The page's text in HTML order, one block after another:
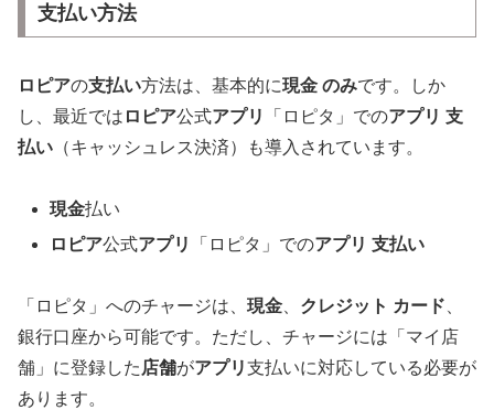
支払い方法
ロピアの支払い方法は、基本的に現金 のみです。しか
し、最近では ロピア公式アプリ 「ロピタ」でのアプリ 支
払い （キャッシュレス決済）も導入されています。
現金払い
ロピア公式アプリ 「ロピタ」でのアプリ 支払い
「ロピタ」へのチャージは、 現金 クレジット カード
銀行口座から可能です。ただし、チャージには「マイ店
舗」に登録した 店舗がアプリ支払いに対応している必要が
あります。